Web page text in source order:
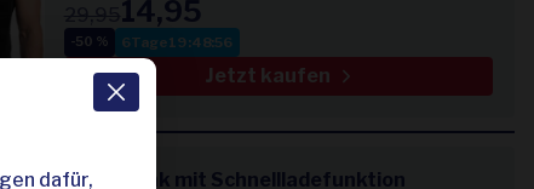
14,95
-50 % 6Tage19 :48:55
Jetzt kaufen
Powerbank mit Schnellladefunktion
dafür,